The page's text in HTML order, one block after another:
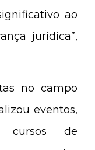
ao
jurídica”,
no campo
eventos,
cursos de